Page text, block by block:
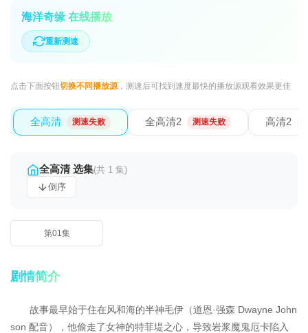
海洋奇缘 在线播放
重新测速
点击下面按钮切换不同播放源，测速后可找到速度最快的播放源观看效果更佳
全高清 测速失败 全高清2 测速失败 高清2
全高清 选集(共 1 集)
倒序
第01集
剧情简介
故事最早始于住在风和海的半神毛伊（道恩·强森 Dwayne John
son 配音），他偷走了女神的特菲堤之心，导致岩浆魔鬼厄卡陷入